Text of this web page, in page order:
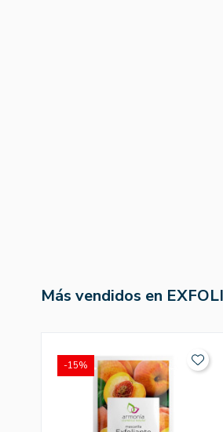
Más vendidos en
-15%